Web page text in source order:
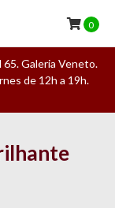
65. Galeria Veneto.
de 12h a 19h.
0